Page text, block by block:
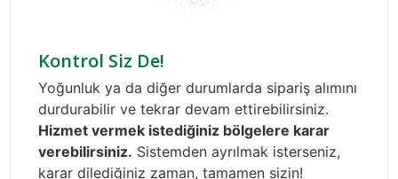
Kontrol Siz De!
Yoğunluk ya da diğer durumlarda sipariş alımını
durdurabilir ve tekrar devam ettirebilirsiniz.
Hizmet vermek istediğiniz bölgelere karar
verebilirsiniz. Sistemden ayrılmak isterseniz,
karar dilediğiniz zaman, tamamen sizin!